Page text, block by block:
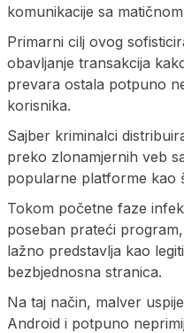
komunikacije sa
Primarni cilj ovog
obavljanje transakcija
prevara ostala potpuno
korisnika.
Sajber kriminalci
preko zlonamjernih veb
popularne platforme kao
Tokom početne faze
poseban prateći
lažno predstavlja kao
bezbjednosna stranica.
Na taj način, malver
Android i potpuno